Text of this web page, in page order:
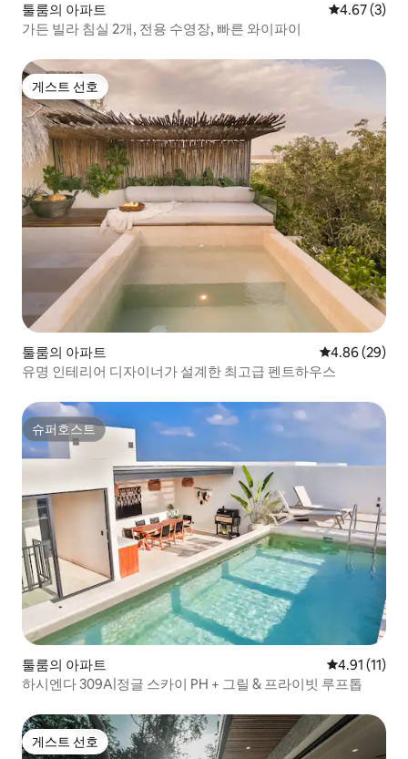
툴룸의 아파트 평점 4.67점
4.67 (3)
가든 빌라 침실 2개, 전용 수영장, 빠른 와이파이
게스트 선호
게스트 선호
툴룸의 아파트 평점 4.86점(5
4.86 (29)
유명 인테리어 디자이너가 설계한 최고급 펜트하우스
슈퍼호스트
슈퍼호스트
툴룸의 아파트 평점 4.91점
4.91 (11)
하시엔다 309A|정글 스카이 PH + 그릴 & 프라이빗 루프톱
게스트 선호
게스트 선호